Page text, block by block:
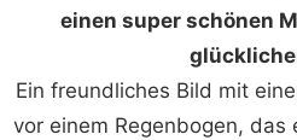
einen super schönen
Ein freundliches Bild mit
vor einem Regenbogen,